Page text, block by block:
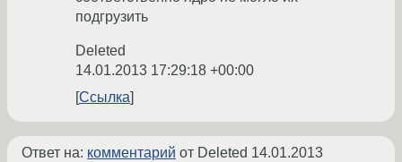
подгрузить
Deleted
14.01.2013 17:29:18 +00:00
Ссылка
Ответ на: комментарий от Deleted 14.01.2013